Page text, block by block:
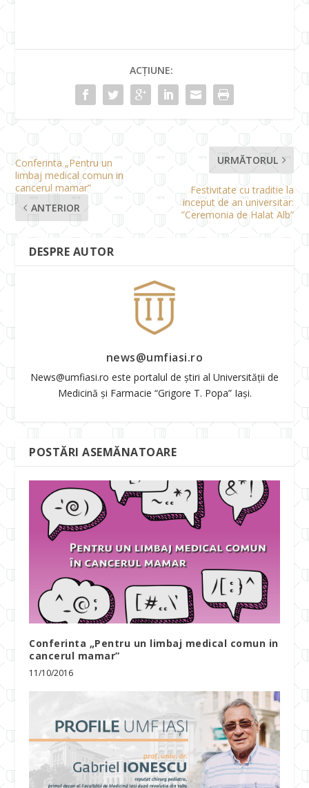
ACȚIUNE:
Conferinta „Pentru un
limbaj medical comun in
cancerul mamar”
ANTERIOR
URMĂTORUL
Festivitate cu traditie la
inceput de an universitar:
”Ceremonia de Halat Alb”
DESPRE AUTOR
news@umfiasi.ro
News@umfiasi.ro este portalul de știri al Universității de
Medicină și Farmacie “Grigore T. Popa” Iași.
POSTĂRI ASEMĂNATOARE
Conferinta „Pentru un limbaj medical comun in
cancerul mamar”
11/10/2016